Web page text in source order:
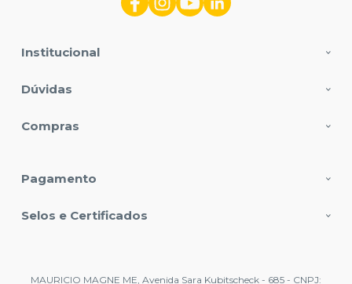
Institucional
Dúvidas
Compras
Pagamento
Selos e Certificados
MAURICIO MAGNE ME, Avenida Sara Kubitscheck - 685 - CNPJ: